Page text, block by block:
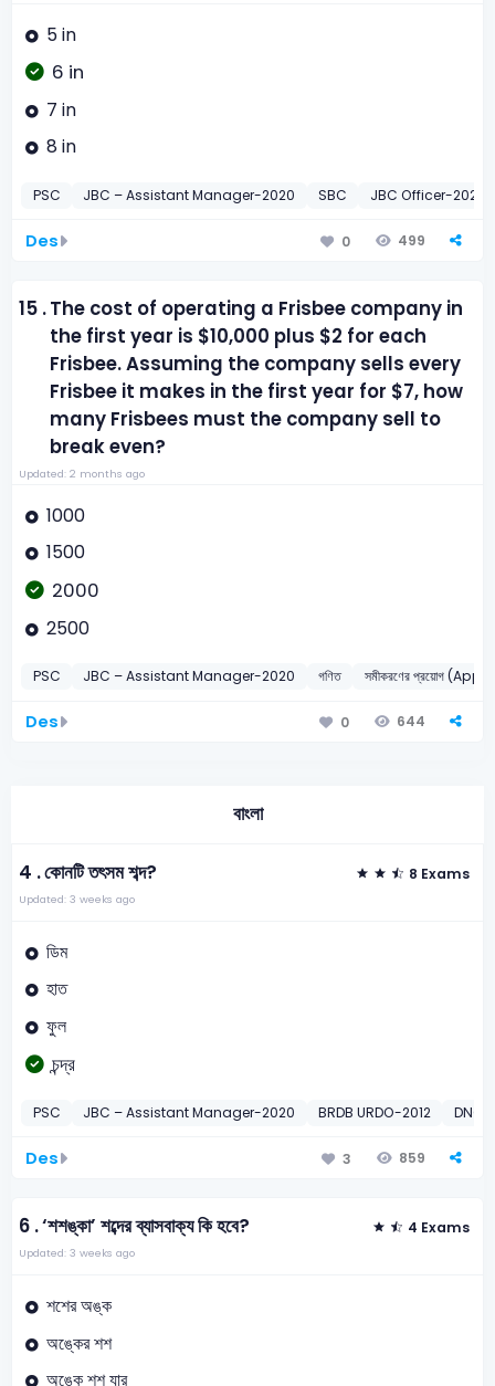
5 in
6 in
7 in
8 in
PSC JBC – Assistant Manager-2020 SBC JBC Officer-2020
Des 0 499
15 .The cost of operating a Frisbee company in
the first year is $10,000 plus $2 for each
Frisbee. Assuming the company sells every
Frisbee it makes in the first year for $7, how
many Frisbees must the company sell to
break even?
Updated: 2 months ago
1000
1500
2000
2500
PSC JBC – Assistant Manager-2020 গণিত সমীকরণের প্রয়োগ
Des 0 644
বাংলা
4 .কোনটি তৎসম শব্দ? 8 Exams
Updated: 3 weeks ago
ডিম
হাত
ফুল
চন্দ্র
PSC JBC – Assistant Manager-2020 BRDB URDO-2012 DNC
Des 3 859
6 .‘শশঙ্কা’ শব্দের ব্যাসবাক্য কি হবে? 4 Exams
Updated: 3 weeks ago
শশের অঙ্ক
অঙ্কের শশ
অঙ্কে শশ যার